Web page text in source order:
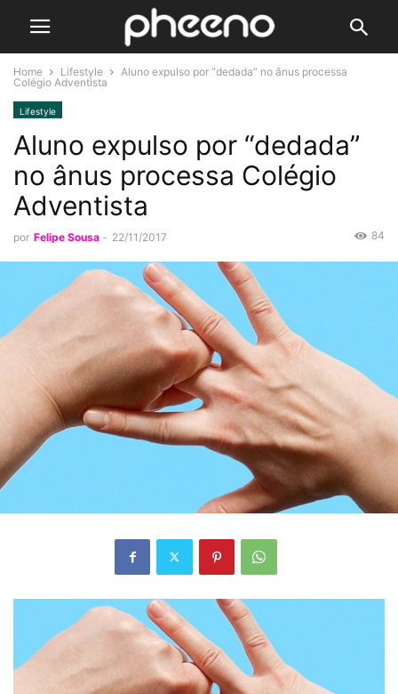
Home Lifestyle
Aluno expulso por “dedada” no ânus processa
Colégio Adventista
Lifestyle
Aluno expulso por “dedada”
no ânus processa Colégio
Adventista
por Felipe Sousa - 22/11/2017 84